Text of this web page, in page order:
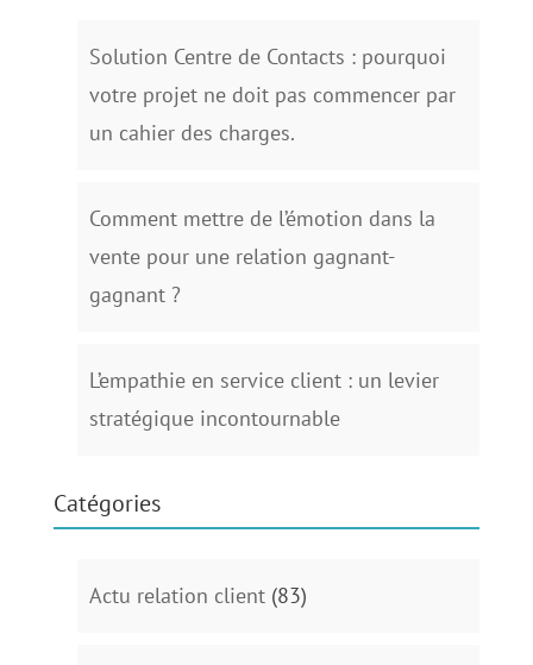
Solution Centre de Contacts : pourquoi
votre projet ne doit pas commencer par
un cahier des charges.
Comment mettre de l’émotion dans la
vente pour une relation gagnant-
gagnant ?
L’empathie en service client : un levier
stratégique incontournable
Catégories
Actu relation client(83)